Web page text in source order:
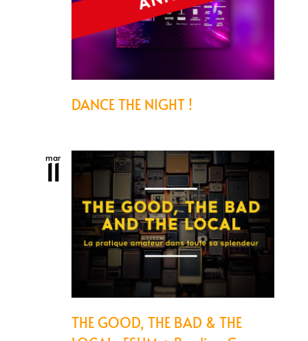
DANCE THE NIGHT !
mar
11
THE GOOD, THE BAD & THE